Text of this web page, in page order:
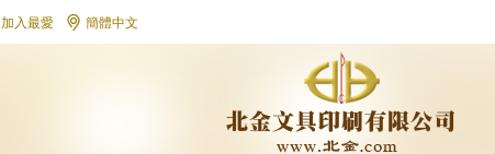
加入最愛  簡體中文